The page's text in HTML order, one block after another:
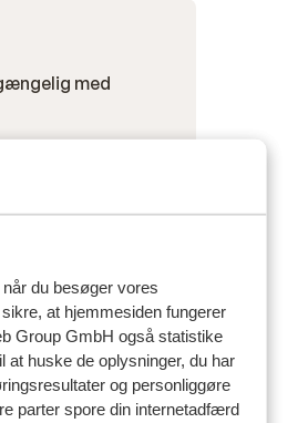
du besøger vores
at hjemmesiden fungerer
Group GmbH også statistike
huske de oplysninger, du har
og personliggøre
parter spore din internetadfærd
med